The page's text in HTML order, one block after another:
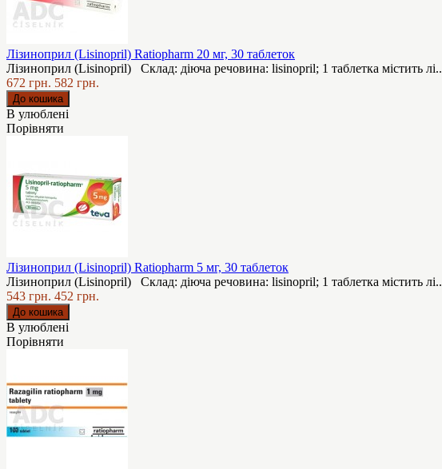
Лізиноприл (Lisinopril) Ratiopharm 20 мг, 30 таблеток
Лізиноприл (Lisinopril) Склад: діюча речовина: lisinopril; 1 таблетка містить лі..
672 грн. 582 грн.
В улюблені
Порівняти
Лізиноприл (Lisinopril) Ratiopharm 5 мг, 30 таблеток
Лізиноприл (Lisinopril) Склад: діюча речовина: lisinopril; 1 таблетка містить лі..
543 грн. 452 грн.
В улюблені
Порівняти